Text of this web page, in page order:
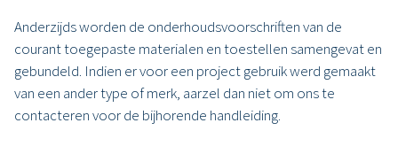
Anderzijds worden de onderhoudsvoorschriften van de
courant toegepaste materialen en toestellen samengevat en
gebundeld. Indien er voor een project gebruik werd gemaakt
van een ander type of merk, aarzel dan niet om ons te
contacteren voor de bijhorende handleiding.